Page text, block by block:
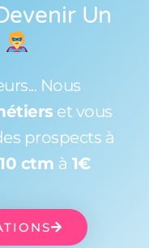
Un
Nous
et vous
prospects à
ctm à 1€